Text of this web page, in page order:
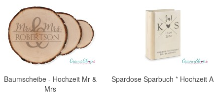
Baumscheibe - Hochzeit Mr &
Mrs
Spardose Sparbuch * Hochzeit A